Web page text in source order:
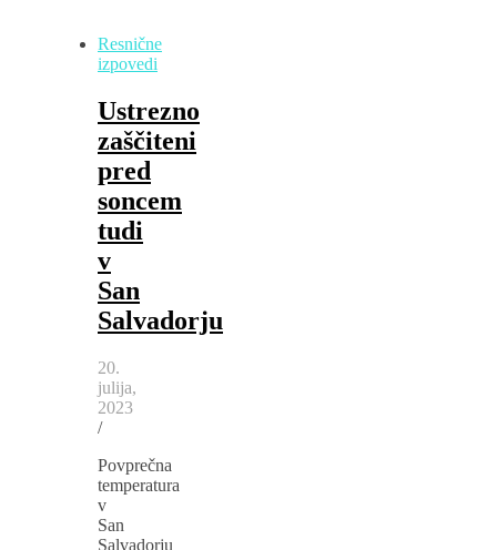
Resnične
izpovedi
Ustrezno
zaščiteni
pred
soncem
tudi
v
San
Salvadorju
20.
julija,
2023
/
Povprečna
temperatura
v
San
Salvadorju